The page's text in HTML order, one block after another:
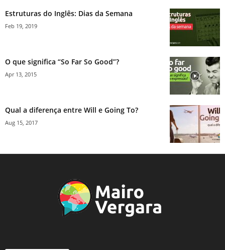
Estruturas do Inglês: Dias da Semana
Feb 19, 2019
O que significa “So Far So Good”?
Apr 13, 2015
Qual a diferença entre Will e Going To?
Aug 15, 2017